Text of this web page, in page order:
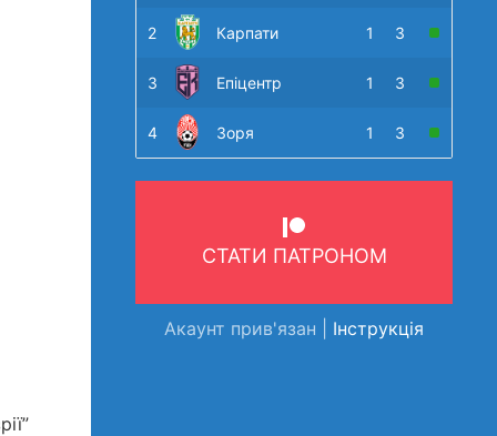
2 Карпати 1 3
3 Епіцентр 1 3
4 Зоря 1 3
СТАТИ ПАТРОНОМ
Акаунт прив'язан | Інструкція